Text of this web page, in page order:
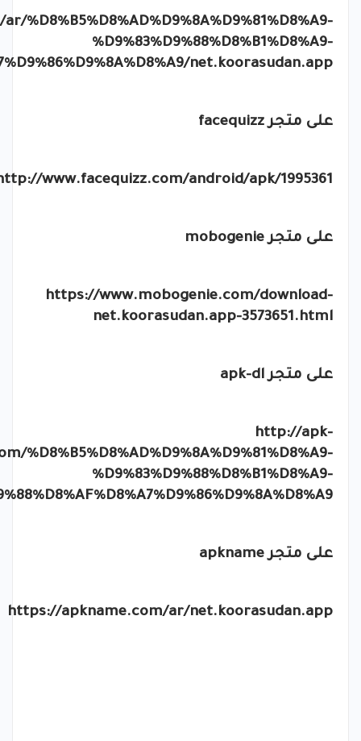
%D9%83%D9%88%D8%B1%D8%A9-
net.koorasudan.app
على متجرfacequizz
www.facequizz.com/android/apk/1995361
على متجرmobogenie
https://www.mobogenie.com/download-
net.koorasudan.app-3573651.html
على متجرapk-dl
http://apk-
%D8%B5%D8%AD%D9%8A%D9%81%D8%A9-
%D9%83%D9%88%D8%B1%D8%A9-
على متجرapkname
https://apkname.com/ar/net.koorasudan.app